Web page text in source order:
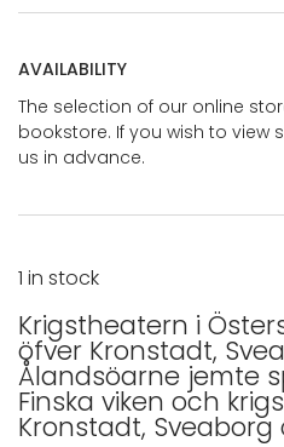
AVAILABILITY
The selection of our online
bookstore. If you wish to
us in advance.
Krigstheatern i
öfver Kronstadt,
Ålandsöarne jemte
Finska viken och
Kronstadt, Sveaborg
1 in stock